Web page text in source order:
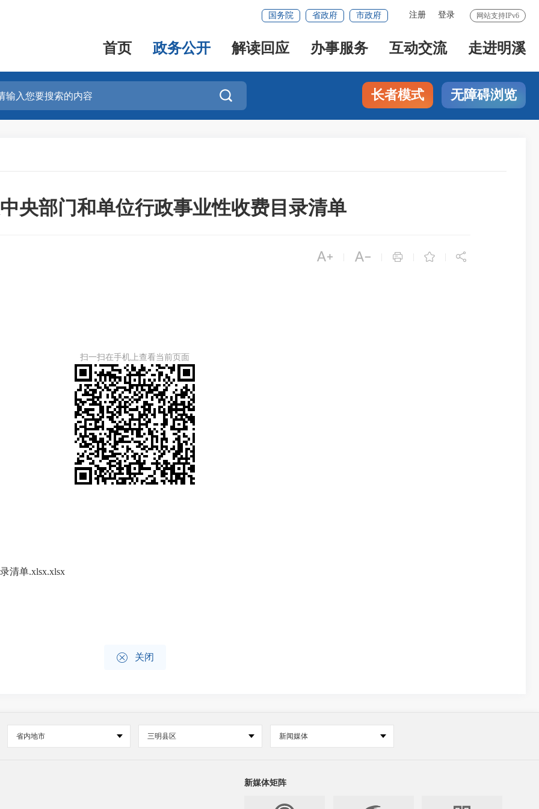
网站支持IPv6
注册 登录
国务院 省政府 市政府
首页 政务公开 解读回应 办事服务 互动交流 走进明溪
 长者模式 无障碍浏览
央部门和单位行政事业性收费目录清单
    
扫一扫在手机上查看当前页面
清单.xlsx.xlsx
 关闭
省内地市 三明县区 新闻媒体
新媒体矩阵